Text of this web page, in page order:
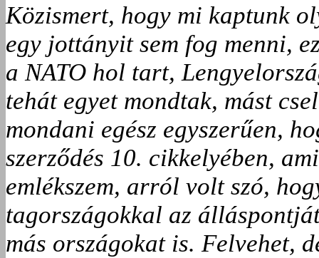
Közismert, hogy mi kaptunk
egy jottányit sem fog menni,
a NATO hol tart,
tehát egyet mondtak, mást
mondani egész egyszerűen,
szerződés 10. cikkelyében,
emlékszem, arról volt szó,
tagországokkal az
más országokat is. Felvehet,